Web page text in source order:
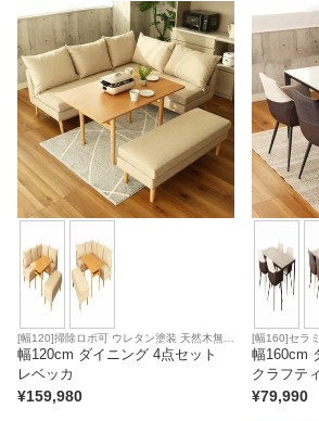
[幅120]掃除ロボ可 ウレタン塗装 天然木無垢
天板 ファブリック座面
幅120cm ダイニング 4点セット
レベッカ
¥159,980
[幅160]セラ
幅160cm
クラフティ
¥79,990